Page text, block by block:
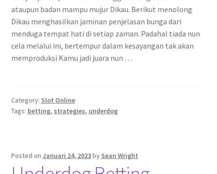
ataupun badan mampu mujur Dikau. Berikut menolong
Dikau menghasilkan jaminan penjelasan bunga dari
menduga tempat hati di setiap zaman. Padahal tiada nun
cela melalui ini, bertempur dalam kesayangan tak akan
memproduksi Kamu jadi juara nun …
Category: Slot Online
Tags: betting, strategies, underdog
Posted on Januari 24, 2023by Sean Wright